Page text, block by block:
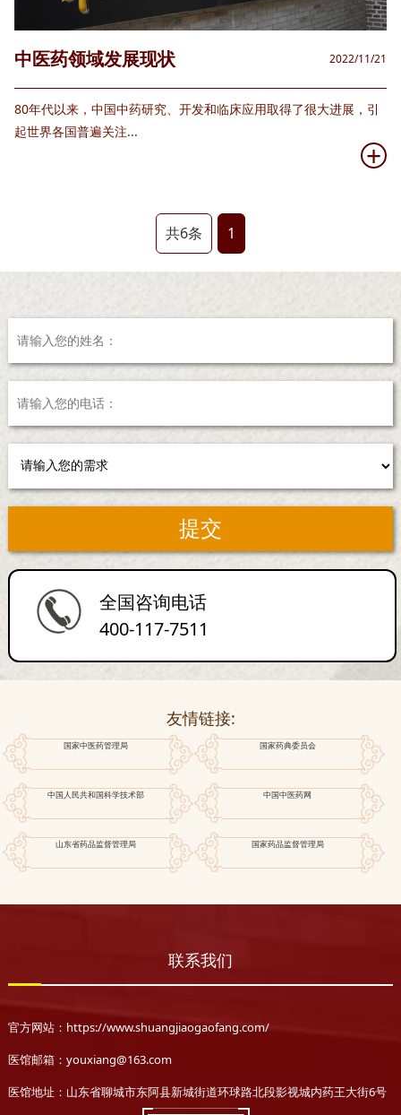
中医药领域发展现状 2022/11/21
80年代以来，中国中药研究、开发和临床应用取得了很大进展，引
起世界各国普遍关注...
+
共6条 1
全国咨询电话
400-117-7511
友情链接:
国家中医药管理局 国家药典委员会
中国人民共和国科学技术部 中国中医药网
山东省药品监督管理局 国家药品监督管理局
联系我们
官方网站：https://www.shuangjiaogaofang.com/
医馆邮箱：youxiang@163.com
医馆地址：山东省聊城市东阿县新城街道环球路北段影视城内药王大街6号